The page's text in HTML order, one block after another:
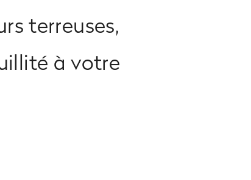
terreuses,
à votre